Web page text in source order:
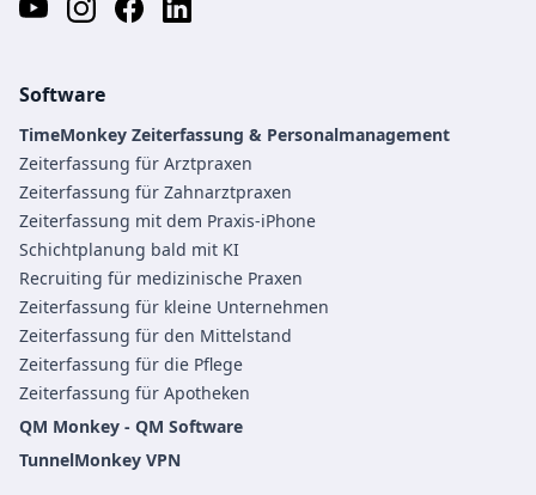
Software
TimeMonkey Zeiterfassung & Personalmanagement
Zeiterfassung für Arztpraxen
Zeiterfassung für Zahnarztpraxen
Zeiterfassung mit dem Praxis-iPhone
Schichtplanung bald mit KI
Recruiting für medizinische Praxen
Zeiterfassung für kleine Unternehmen
Zeiterfassung für den Mittelstand
Zeiterfassung für die Pflege
Zeiterfassung für Apotheken
QM Monkey - QM Software
TunnelMonkey VPN